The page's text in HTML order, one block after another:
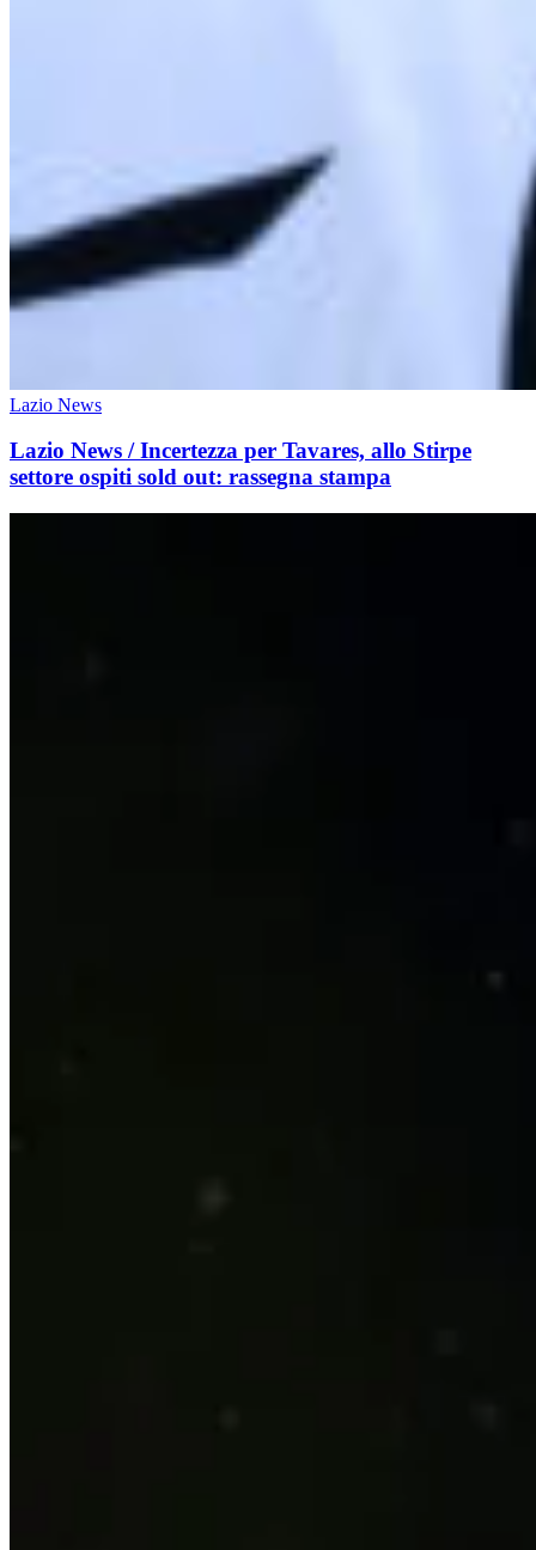
Lazio News
Lazio News / Incertezza per Tavares, allo Stirpe
settore ospiti sold out: rassegna stampa